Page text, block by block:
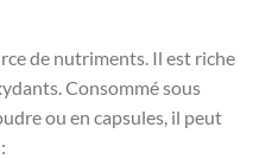
de nutriments. Il est riche
Consommé sous
ou en capsules, il peut